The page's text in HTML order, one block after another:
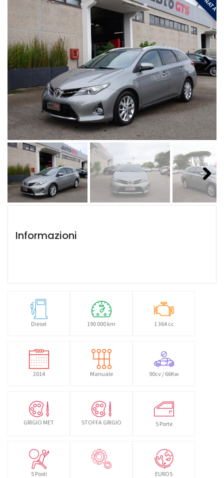
Next
Next
Informazioni
Diesel 190 000 km 1 364 cc
2014 Manuale 90cv / 66Kw
GRIGIO MET STOFFA GRIGIO 5 Porte
5 Posti EURO5